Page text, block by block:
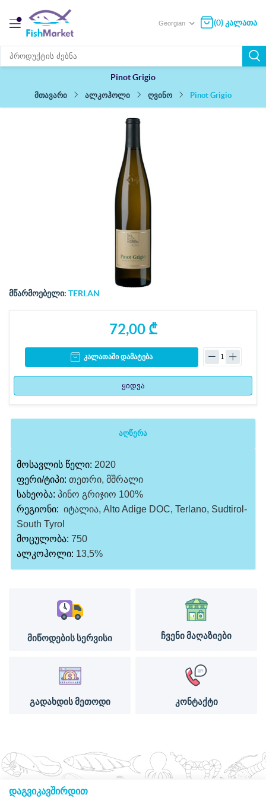
(0) კალათა
Pinot Grigio
მთავარი
ალკოჰოლი ღვინო Pinot Grigio
მწარმოებელი: TERLAN
72,00 ₾
კალათაში დამატება
ყიდვა
აღწერა
მოსავლის წელი: 2020
ფერი/ტიპი: თეთრი, მშრალი
სახეობა: პინო გრიჯიო 100%
რეგიონი: იტალია, Alto Adige DOC, Terlano, Sudtirol-
South Tyrol
მოცულობა: 750
ალკოჰოლი: 13,5%
მიწოდების სერვისი ჩვენი მაღაზიები
გადახდის მეთოდი კონტაქტი
დაგვიკავშირდით